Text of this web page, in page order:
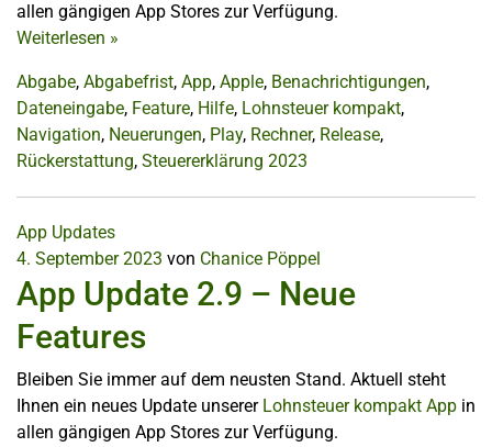
allen gängigen App Stores zur Verfügung.
Weiterlesen »
Abgabe, Abgabefrist, App, Apple, Benachrichtigungen,
Dateneingabe, Feature, Hilfe, Lohnsteuer kompakt,
Navigation, Neuerungen, Play, Rechner, Release,
Rückerstattung, Steuererklärung 2023
App Updates
4. September 2023 von Chanice Pöppel
App Update 2.9 – Neue
Features
Bleiben Sie immer auf dem neusten Stand. Aktuell steht
Ihnen ein neues Update unserer Lohnsteuer kompakt App in
allen gängigen App Stores zur Verfügung.